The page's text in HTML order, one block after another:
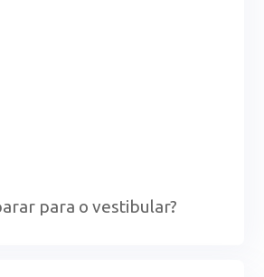
para o vestibular?